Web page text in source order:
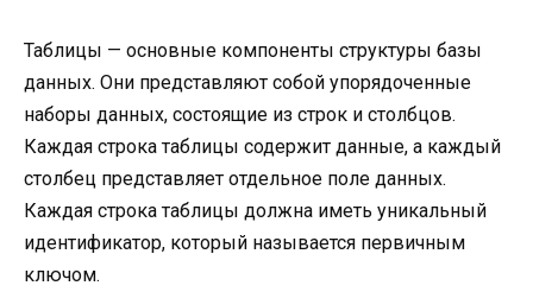
Таблицы — основные компоненты структуры базы
данных. Они представляют собой упорядоченные
наборы данных, состоящие из строк и столбцов.
Каждая строка таблицы содержит данные, а каждый
столбец представляет отдельное поле данных.
Каждая строка таблицы должна иметь уникальный
идентификатор, который называется первичным
ключом.